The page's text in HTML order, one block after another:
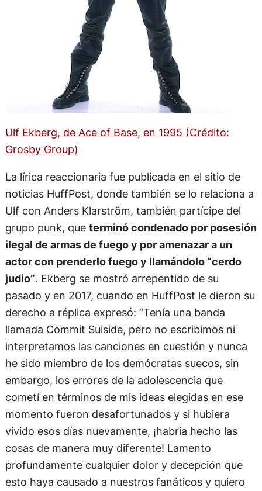
Ulf Ekberg, de Ace of Base, en 1995 (Crédito:
Grosby Group)
La lírica reaccionaria fue publicada en el sitio de
noticias HuffPost, donde también se lo relaciona a
Ulf con Anders Klarström, también partícipe del
grupo punk, que terminó condenado por posesión
ilegal de armas de fuego y por amenazar a un
actor con prenderlo fuego y llamándolo “cerdo
judio”. Ekberg se mostró arrepentido de su
pasado y en 2017, cuando en HuffPost le dieron su
derecho a réplica expresó: “Tenía una banda
llamada Commit Suiside, pero no escribimos ni
interpretamos las canciones en cuestión y nunca
he sido miembro de los demócratas suecos, sin
embargo, los errores de la adolescencia que
cometí en términos de mis ideas elegidas en ese
momento fueron desafortunados y si hubiera
vivido esos días nuevamente, ¡habría hecho las
cosas de manera muy diferente! Lamento
profundamente cualquier dolor y decepción que
esto haya causado a nuestros fanáticos y quiero